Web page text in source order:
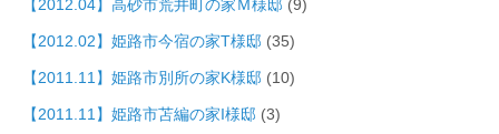
【2012.04】高砂市荒井町の家Ｍ様邸 (9)
【2012.02】姫路市今宿の家T様邸 (35)
【2011.11】姫路市別所の家K様邸 (10)
【2011.11】姫路市苫編の家I様邸 (3)